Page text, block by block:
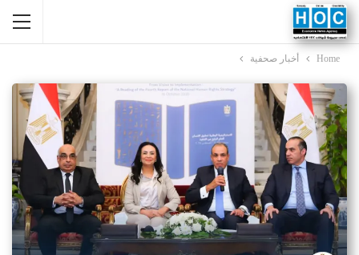
Home أخبار صحفية